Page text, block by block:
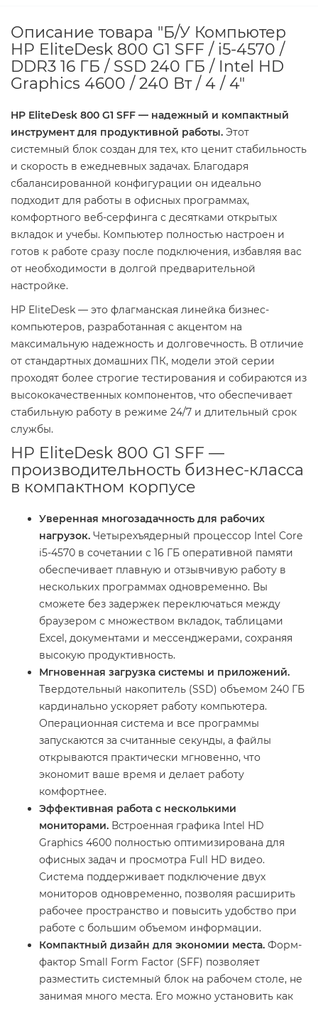
Описание товара "Б/У Компьютер
HP EliteDesk 800 G1 SFF / i5-4570 /
DDR3 16 ГБ / SSD 240 ГБ / Intel HD
Graphics 4600 / 240 Вт / 4 / 4"
HP EliteDesk 800 G1 SFF — надежный и компактный
инструмент для продуктивной работы. Этот
системный блок создан для тех, кто ценит стабильность
и скорость в ежедневных задачах. Благодаря
сбалансированной конфигурации он идеально
подходит для работы в офисных программах,
комфортного веб-серфинга с десятками открытых
вкладок и учебы. Компьютер полностью настроен и
готов к работе сразу после подключения, избавляя вас
от необходимости в долгой предварительной
настройке.
HP EliteDesk — это флагманская линейка бизнес-
компьютеров, разработанная с акцентом на
максимальную надежность и долговечность. В отличие
от стандартных домашних ПК, модели этой серии
проходят более строгие тестирования и собираются из
высококачественных компонентов, что обеспечивает
стабильную работу в режиме 24/7 и длительный срок
службы.
HP EliteDesk 800 G1 SFF —
производительность бизнес-класса
в компактном корпусе
Уверенная многозадачность для рабочих
нагрузок. Четырехъядерный процессор Intel Core
i5-4570 в сочетании с 16 ГБ оперативной памяти
обеспечивает плавную и отзывчивую работу в
нескольких программах одновременно. Вы
сможете без задержек переключаться между
браузером с множеством вкладок, таблицами
Excel, документами и мессенджерами, сохраняя
высокую продуктивность.
Мгновенная загрузка системы и приложений.
Твердотельный накопитель (SSD) объемом 240 ГБ
кардинально ускоряет работу компьютера.
Операционная система и все программы
запускаются за считанные секунды, а файлы
открываются практически мгновенно, что
экономит ваше время и делает работу
комфортнее.
Эффективная работа с несколькими
мониторами. Встроенная графика Intel HD
Graphics 4600 полностью оптимизирована для
офисных задач и просмотра Full HD видео.
Система поддерживает подключение двух
мониторов одновременно, позволяя расширить
рабочее пространство и повысить удобство при
работе с большим объемом информации.
Компактный дизайн для экономии места. Форм-
фактор Small Form Factor (SFF) позволяет
разместить системный блок на рабочем столе, не
занимая много места. Его можно установить как